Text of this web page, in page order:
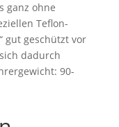
ganz ohne
Teflon-
gut geschützt vor
dadurch
90-